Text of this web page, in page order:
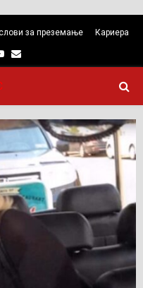
за преземање Кариера
Youtube
Email